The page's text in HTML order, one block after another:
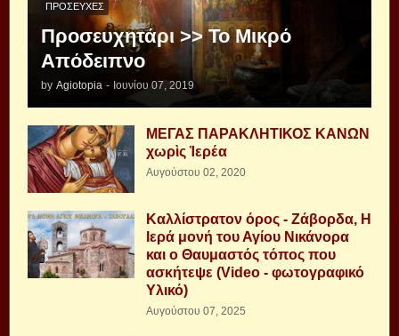
ΠΡΟΣΕΥΧΈΣ
Προσευχητάρι >> Το Μικρό
Απόδειπνο
by Agiotopia - Ιουνίου 07, 2019
ΜΕΓΑΣ ΠΑΡΑΚΛΗΤΙΚΟΣ ΚΑΝΩΝ
χωρὶς Ἱερέα
Αυγούστου 02, 2020
Καλλίστρατον όρος - Ζάβορδα, Η
Ιερά μονή του Αγίου Νικάνορα
και ο Θαυμαστός τόπος που
ασκήτεψε (Video - φωτογραφικό
Υλικό)
Αυγούστου 07, 2025